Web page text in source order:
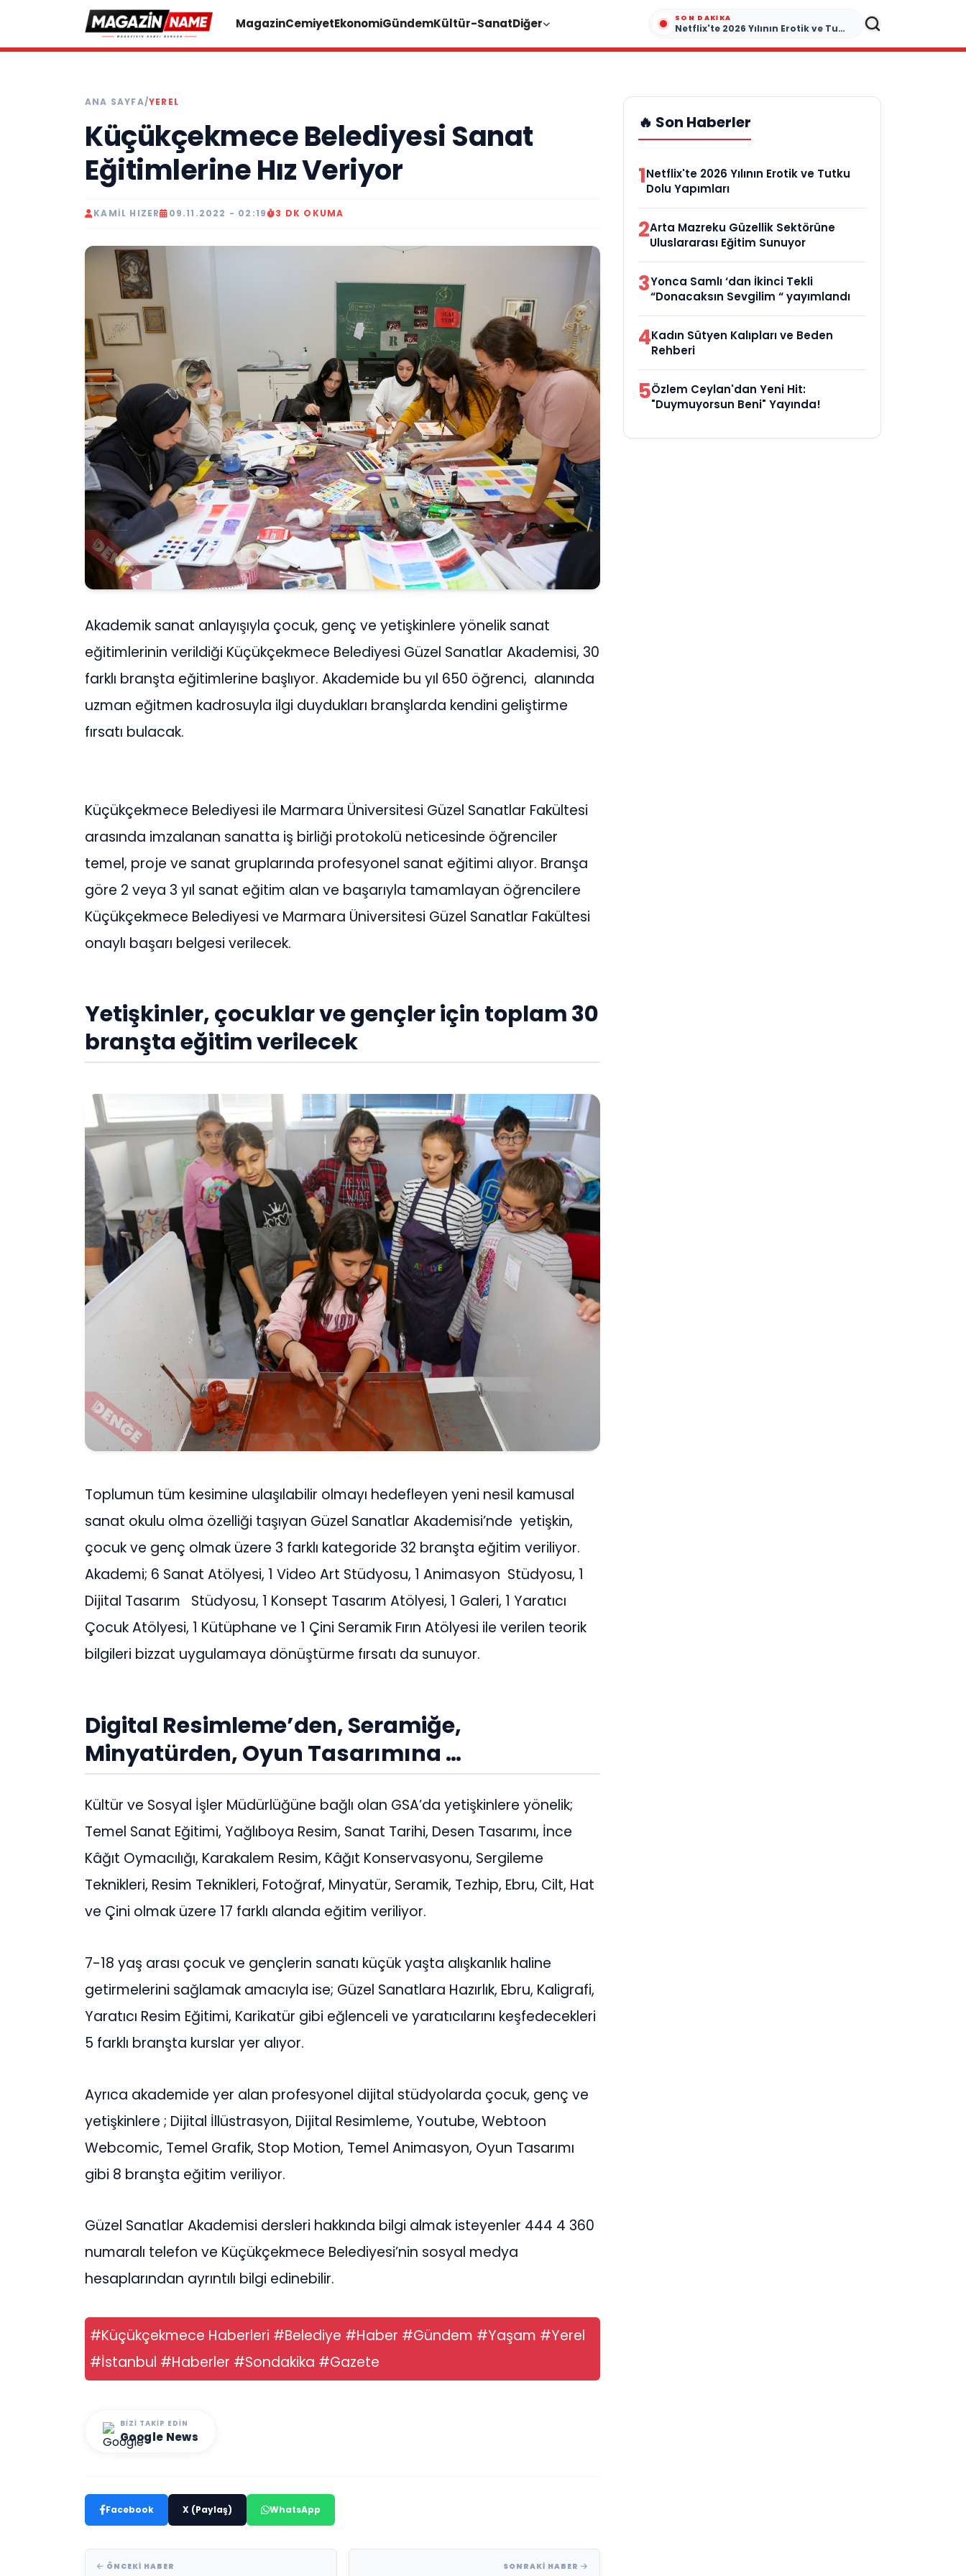
MagazinCemiyetEkonomiGündemKültür-SanatDiğer SON DAKIKA
Netflix'te 2026 Yılının Erotik ve Tutku Dolu Yapımları
ANA SAYFA/YEREL
Küçükçekmece Belediyesi Sanat
Eğitimlerine Hız Veriyor
KAMIL HIZER 09.11.2022 - 02:19 3 DK OKUMA
Akademik sanat anlayışıyla çocuk, genç ve yetişkinlere yönelik sanat
eğitimlerinin verildiği Küçükçekmece Belediyesi Güzel Sanatlar Akademisi, 30
farklı branşta eğitimlerine başlıyor. Akademide bu yıl 650 öğrenci, alanında
uzman eğitmen kadrosuyla ilgi duydukları branşlarda kendini geliştirme
fırsatı bulacak.
Küçükçekmece Belediyesi ile Marmara Üniversitesi Güzel Sanatlar Fakültesi
arasında imzalanan sanatta iş birliği protokolü neticesinde öğrenciler
temel, proje ve sanat gruplarında profesyonel sanat eğitimi alıyor. Branşa
göre 2 veya 3 yıl sanat eğitim alan ve başarıyla tamamlayan öğrencilere
Küçükçekmece Belediyesi ve Marmara Üniversitesi Güzel Sanatlar Fakültesi
onaylı başarı belgesi verilecek.
Yetişkinler, çocuklar ve gençler için toplam 30
branşta eğitim verilecek
Toplumun tüm kesimine ulaşılabilir olmayı hedefleyen yeni nesil kamusal
sanat okulu olma özelliği taşıyan Güzel Sanatlar Akademisi’nde yetişkin,
çocuk ve genç olmak üzere 3 farklı kategoride 32 branşta eğitim veriliyor.
Akademi; 6 Sanat Atölyesi, 1 Video Art Stüdyosu, 1 Animasyon Stüdyosu, 1
Dijital Tasarım Stüdyosu, 1 Konsept Tasarım Atölyesi, 1 Galeri, 1 Yaratıcı
Çocuk Atölyesi, 1 Kütüphane ve 1 Çini Seramik Fırın Atölyesi ile verilen teorik
bilgileri bizzat uygulamaya dönüştürme fırsatı da sunuyor.
Digital Resimleme’den, Seramiğe,
Minyatürden, Oyun Tasarımına …
Kültür ve Sosyal İşler Müdürlüğüne bağlı olan GSA’da yetişkinlere yönelik;
Temel Sanat Eğitimi, Yağlıboya Resim, Sanat Tarihi, Desen Tasarımı, İnce
Kâğıt Oymacılığı, Karakalem Resim, Kâğıt Konservasyonu, Sergileme
Teknikleri, Resim Teknikleri, Fotoğraf, Minyatür, Seramik, Tezhip, Ebru, Cilt, Hat
ve Çini olmak üzere 17 farklı alanda eğitim veriliyor.
7-18 yaş arası çocuk ve gençlerin sanatı küçük yaşta alışkanlık haline
getirmelerini sağlamak amacıyla ise; Güzel Sanatlara Hazırlık, Ebru, Kaligrafi,
Yaratıcı Resim Eğitimi, Karikatür gibi eğlenceli ve yaratıcılarını keşfedecekleri
5 farklı branşta kurslar yer alıyor.
Ayrıca akademide yer alan profesyonel dijital stüdyolarda çocuk, genç ve
yetişkinlere ; Dijital İllüstrasyon, Dijital Resimleme, Youtube, Webtoon
Webcomic, Temel Grafik, Stop Motion, Temel Animasyon, Oyun Tasarımı
gibi 8 branşta eğitim veriliyor.
Güzel Sanatlar Akademisi dersleri hakkında bilgi almak isteyenler 444 4 360
numaralı telefon ve Küçükçekmece Belediyesi’nin sosyal medya
hesaplarından ayrıntılı bilgi edinebilir.
#Küçükçekmece Haberleri #Belediye #Haber #Gündem #Yaşam #Yerel
#İstanbul #Haberler #Sondakika #Gazete
BIZI TAKIP EDIN
Google News
Facebook X (Paylaş) WhatsApp
ÖNCEKI HABER SONRAKI HABER
🔥 Son Haberler
1Netflix'te 2026 Yılının Erotik ve Tutku
Dolu Yapımları
2Arta Mazreku Güzellik Sektörüne
Uluslararası Eğitim Sunuyor
3Yonca Samlı ‘dan İkinci Tekli
“Donacaksın Sevgilim “ yayımlandı
4Kadın Sütyen Kalıpları ve Beden
Rehberi
5Özlem Ceylan'dan Yeni Hit:
"Duymuyorsun Beni" Yayında!